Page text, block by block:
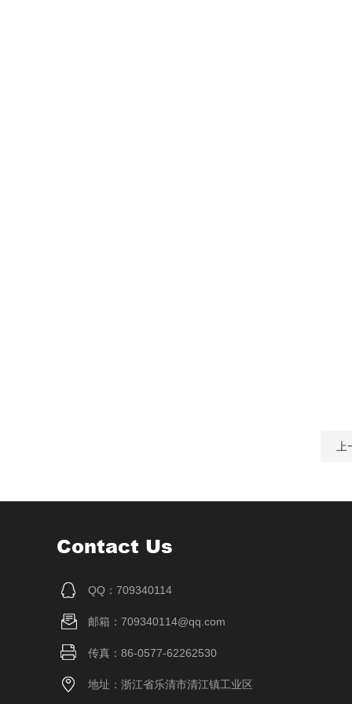
Contact Us
QQ：709340114
邮箱：709340114@qq.com
传真：86-0577-62262530
地址：浙江省乐清市清江镇工业区